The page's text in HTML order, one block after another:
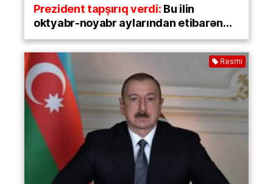
Prezident tapşırıq verdi:Bu ilin
oktyabr-noyabr aylarından etibarən…
Rəsmi